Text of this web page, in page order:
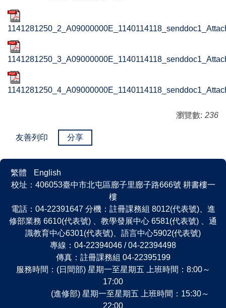
瀏覽數: 236
友善列印 分享
繁體
English
校址：406053臺中市北屯區廍子里廍子路666號 耕書樓一
樓
電話：04-22391647 分機：註冊課務組 8012(代表號)、進
修部業務 6610(代表號) 、教學發展中心 6581(代表號) 、通
識教育中心6301(代表號)、語言中心5902(代表號)
專線：04-22394046 / 04-22394498
傳真：註冊課務組 04-22395199
服務時間：(日間部) 星期一至星期五 上班時間：8:00～
17:00
(進修部) 星期一至星期五 上班時間：15:30～
22:00